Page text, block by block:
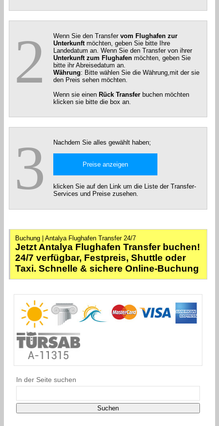
2 Wenn Sie den Transfer vom Flughafen zur
Unterkunft möchten, geben Sie bitte Ihre
Landedatum an. Wenn Sie den Transfer von ihrer
Unterkunft zum Flughafen möchten, geben Sie
bitte ihr Abreisedatum an.
Währung: Bitte wählen Sie die Währung,mit der sie
den Preis sehen möchten.
Wenn sie einen Rück Transfer buchen möchten
klicken sie bitte die box an.
3 Nachdem Sie alles gewählt haben;
klicken Sie auf den Link um die Liste der Transfer-
Services und Preise zusehen.
Buchung | Antalya Flughafen Transfer 24/7
Jetzt Antalya Flughafen Transfer buchen!
24/7 verfügbar, Festpreis, Shuttle oder
Taxi. Schnelle & sichere Online-Buchung
In der Seite suchen